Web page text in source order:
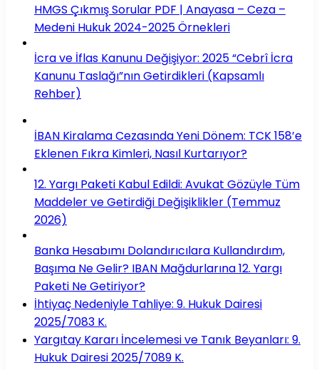
HMGS Çıkmış Sorular PDF | Anayasa – Ceza –
Medeni Hukuk 2024-2025 Örnekleri
İcra ve İflas Kanunu Değişiyor: 2025 “Cebrî İcra
Kanunu Taslağı”nın Getirdikleri (Kapsamlı
Rehber)
İBAN Kiralama Cezasında Yeni Dönem: TCK 158’e
Eklenen Fıkra Kimleri, Nasıl Kurtarıyor?
12. Yargı Paketi Kabul Edildi: Avukat Gözüyle Tüm
Maddeler ve Getirdiği Değişiklikler (Temmuz
2026)
Banka Hesabımı Dolandırıcılara Kullandırdım,
Başıma Ne Gelir? IBAN Mağdurlarına 12. Yargı
Paketi Ne Getiriyor?
İhtiyaç Nedeniyle Tahliye: 9. Hukuk Dairesi
2025/7083 K.
Yargıtay Kararı İncelemesi ve Tanık Beyanları: 9.
Hukuk Dairesi 2025/7089 K.